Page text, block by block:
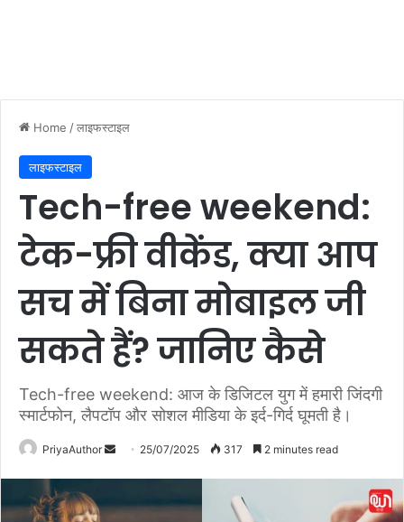
Home /लाइफस्टाइल
लाइफस्टाइल
Tech-free weekend:
टेक-फ्री वीकेंड, क्या आप
सच में बिना मोबाइल जी
सकते हैं? जानिए कैसे
Tech-free weekend: आज के डिजिटल युग में हमारी जिंदगी
स्मार्टफोन, लैपटॉप और सोशल मीडिया के इर्द-गिर्द घूमती है।
PriyaAuthor
d
25/07/2025 317 2 minutes read